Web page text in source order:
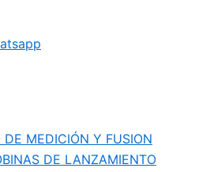
DE MEDICIÓN Y FUSION
DE LANZAMIENTO